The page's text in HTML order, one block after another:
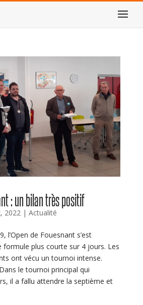
: un bilan très positif
2022| Actualité
l’Open de Fouesnant s’est
formule plus courte sur 4 jours. Les
ont vécu un tournoi intense.
le tournoi principal qui
il a fallu attendre la septième et